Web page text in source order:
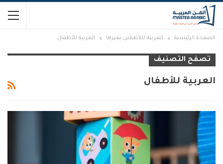
الصفحة الرئيسية العربية للناطقين بغيرها العربية للأطفال
تصفح التصنيف
العربية للأطفال